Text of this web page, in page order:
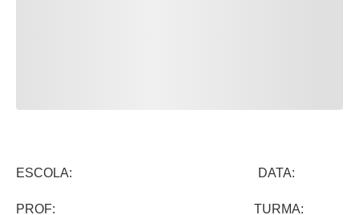
ESCOLA: DATA:
PROF: TURMA: